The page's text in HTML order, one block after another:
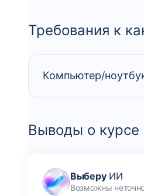
Требования к
Компьютер/
Выводы о курсе
ВыберуИИ
Возможны